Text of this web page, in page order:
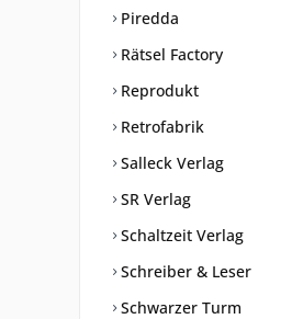
Piredda
Rätsel Factory
Reprodukt
Retrofabrik
Salleck Verlag
SR Verlag
Schaltzeit Verlag
Schreiber & Leser
Schwarzer Turm